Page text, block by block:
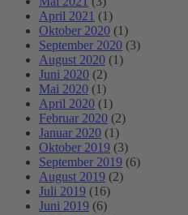
April 2021 (1)
Oktober 2020 (1)
September 2020 (3)
August 2020 (1)
Juni 2020 (2)
Mai 2020 (1)
April 2020 (1)
Februar 2020 (2)
Januar 2020 (1)
Oktober 2019 (3)
September 2019 (6)
August 2019 (2)
Juli 2019 (16)
Juni 2019 (6)